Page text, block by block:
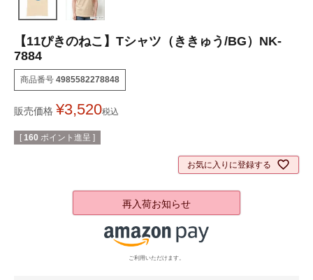
【11ぴきのねこ】Tシャツ（ききゅう/BG）NK-
7884
商品番号 4985582278848
販売価格 ¥3,520税込
[ 160 ポイント進呈 ]
お気に入りに登録する
再入荷お知らせ
ご利用いただけます。